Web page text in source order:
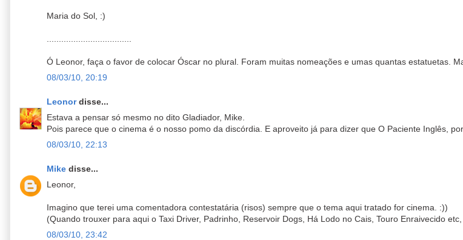
Maria do Sol, :)
Ó Leonor, faça o favor de colocar Óscar no plural. Foram muitas nomeações e umas quantas estatuetas.
08/03/10, 20:19
Leonordisse...
Estava a pensar só mesmo no dito Gladiador, Mike.
Pois parece que o cinema é o nosso pomo da discórdia. E aproveito já para dizer que O Paciente Inglês,
08/03/10, 22:13
Mike disse...
Leonor,
Imagino que terei uma comentadora contestatária (risos) sempre que o tema aqui tratado for cinema. :))
(Quando trouxer para aqui o Taxi Driver, Padrinho, Reservoir Dogs, Há Lodo no Cais, Touro Enraivecido
08/03/10, 23:42